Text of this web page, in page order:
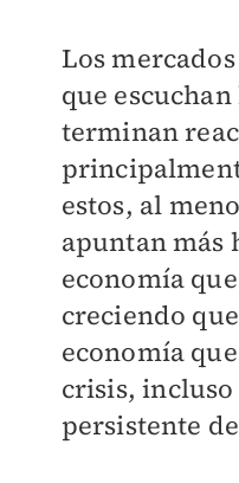
Los
que
terminan
estos, al
apuntan más
economía
creciendo
economía
crisis,
persistente